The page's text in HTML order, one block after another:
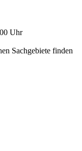
Uhr
Sachgebiete finden